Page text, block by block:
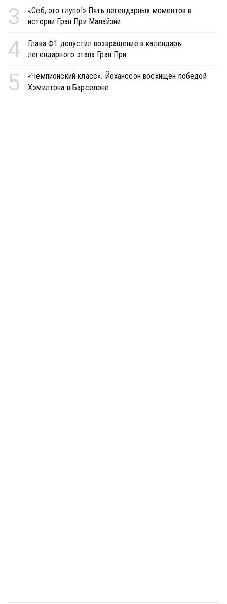
3
«Себ, это глупо!» Пять легендарных моментов в
истории Гран При Малайзии
4
Глава Ф1 допустил возвращение в календарь
легендарного этапа Гран При
5
«Чемпионский класс». Йоханссон восхищён победой
Хэмилтона в Барселоне